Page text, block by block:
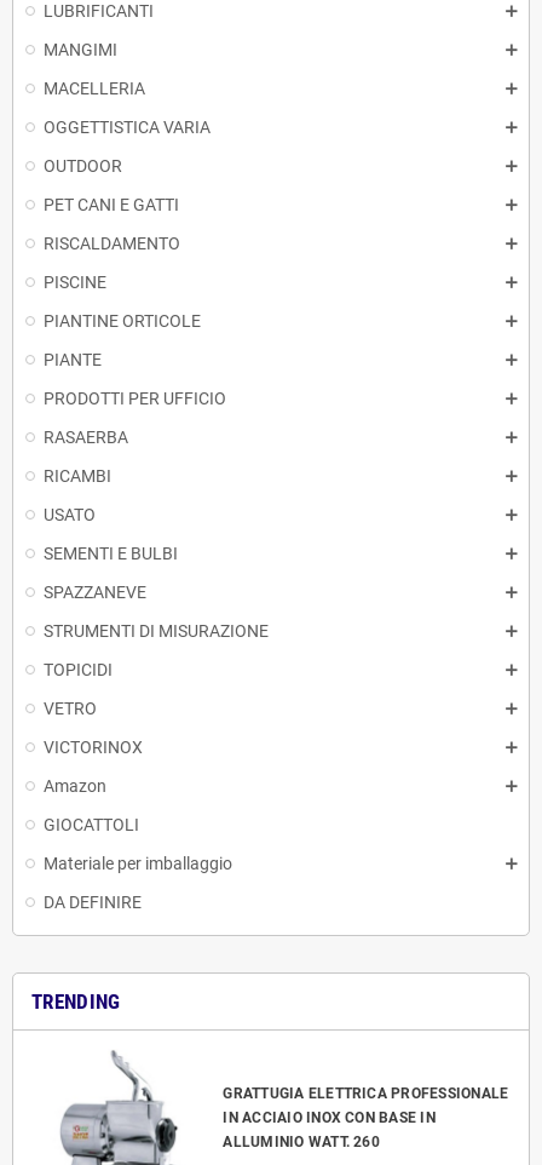
LUBRIFICANTI
MANGIMI
MACELLERIA
OGGETTISTICA VARIA
OUTDOOR
PET CANI E GATTI
RISCALDAMENTO
PISCINE
PIANTINE ORTICOLE
PIANTE
PRODOTTI PER UFFICIO
RASAERBA
RICAMBI
USATO
SEMENTI E BULBI
SPAZZANEVE
STRUMENTI DI MISURAZIONE
TOPICIDI
VETRO
VICTORINOX
Amazon
GIOCATTOLI
Materiale per imballaggio
DA DEFINIRE
TRENDING
GRATTUGIA ELETTRICA PROFESSIONALE
IN ACCIAIO INOX CON BASE IN
ALLUMINIO WATT. 260